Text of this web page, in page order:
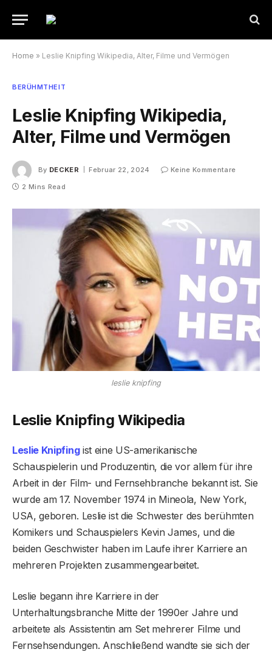
Home » Leslie Knipfing Wikipedia, Alter, Filme und Vermögen
BERÜHMTHEIT
Leslie Knipfing Wikipedia,
Alter, Filme und Vermögen
By DECKER Februar 22, 2024
Keine Kommentare
2 Mins Read
leslie knipfing
Leslie Knipfing Wikipedia
Leslie Knipfingist eine US-amerikanische
Schauspielerin und Produzentin, die vor allem für ihre
Arbeit in der Film- und Fernsehbranche bekannt ist. Sie
wurde am 17. November 1974 in Mineola, New York,
USA, geboren. Leslie ist die Schwester des berühmten
Komikers und Schauspielers Kevin James, und die
beiden Geschwister haben im Laufe ihrer Karriere an
mehreren Projekten zusammengearbeitet.
Leslie begann ihre Karriere in der
Unterhaltungsbranche Mitte der 1990er Jahre und
arbeitete als Assistentin am Set mehrerer Filme und
Fernsehsendungen. Anschließend wandte sie sich der